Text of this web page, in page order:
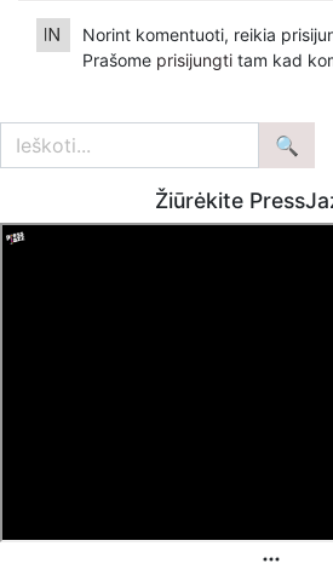
Mūsų veikla galima tik dėka
paremti galima šiais būdais:
VšĮ „Ekspertai.eu“ bankiniu
yra banke Luminor
arba per PayPal paspaudę šią
https://www.paypal.com/paypalme/
locale.x=en_US
Patreon platformoje patreon.com/
Norint komentuoti, reikia
Prašome prisijungti tam kad
Žiūrėkite